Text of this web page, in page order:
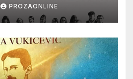
PROZAONLINE